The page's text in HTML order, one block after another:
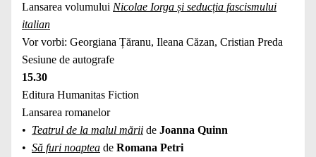
Lansarea volumului Nicolae Iorga și seducția fascismului
italian
Vor vorbi: Georgiana Țăranu, Ileana Căzan, Cristian Preda
Sesiune de autografe
15.30
Editura Humanitas Fiction
Lansarea romanelor
• Teatrul de la malul mării de Joanna Quinn
• Să furi noaptea de Romana Petri